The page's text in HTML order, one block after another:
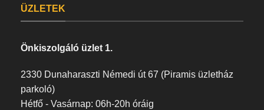
ÜZLETEK
Önkiszolgáló üzlet 1.
2330 Dunaharaszti Némedi út 67 (Piramis üzletház
parkoló)
Hétfő - Vasárnap: 06h-20h óráig